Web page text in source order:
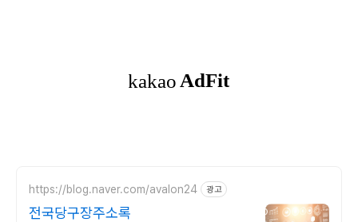
https://blog.naver.com/avalon24 광고
전국당구장주소록